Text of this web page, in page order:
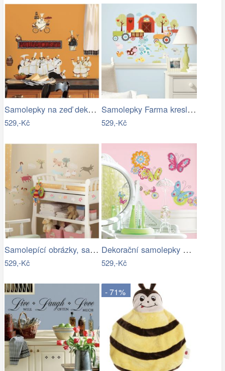
Samolepky na zeď dekorace Kuchaři
529,-Kč
Samolepky Farma kreslená
529,-Kč
Samolepící obrázky, samolepky, dekorace…
529,-Kč
Dekorační samolepky Motýli. Obrázky…
529,-Kč
- 71%